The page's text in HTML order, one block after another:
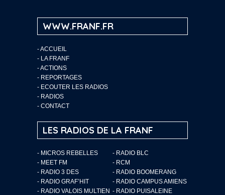
WWW.FRANF.FR
-ACCUEIL
- LA FRANF
-ACTIONS
- REPORTAGES
- ECOUTER LES RADIOS
- RADIOS
- CONTACT
LES RADIOS DE LA FRANF
- MICROS REBELLES
- RADIO BLC
- MEET FM
- RCM
- RADIO 3 DES
- RADIO BOOMERANG
- RADIO GRAF’HIT
- RADIO CAMPUS AMIENS
- RADIO VALOIS MULTIEN - RADIO PUISALEINE